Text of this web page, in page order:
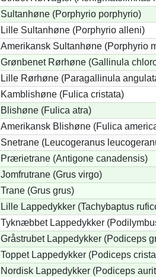
Sultanhøne (Porphyrio porphyrio)
Lille Sultanhøne (Porphyrio alleni)
Amerikansk Sultanhøne (Porphyrio
Grønbenet Rørhøne (Gallinula
Lille Rørhøne (Paragallinula
Kamblishøne (Fulica cristata)
Blishøne (Fulica atra)
Amerikansk Blishøne (Fulica
Snetrane (Leucogeranus
Prærietrane (Antigone canadensis)
Jomfrutrane (Grus virgo)
Trane (Grus grus)
Lille Lappedykker (Tachybaptus
Tyknæbbet Lappedykker
Gråstrubet Lappedykker (Podiceps
Toppet Lappedykker (Podiceps
Nordisk Lappedykker (Podiceps